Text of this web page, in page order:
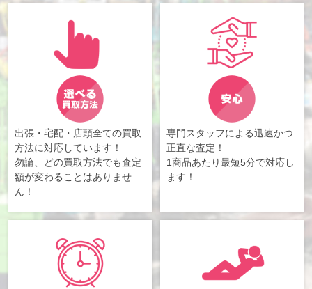
出張・宅配・店頭全ての買取
方法に対応しています！
勿論、どの買取方法でも査定
額が変わることはありませ
ん！
専門スタッフによる迅速かつ
正直な査定！
1商品あたり最短5分で対応し
ます！